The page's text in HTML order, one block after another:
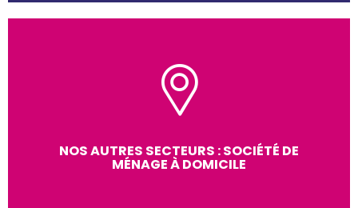
NOS AUTRES SECTEURS : SOCIÉTÉ DE
MÉNAGE À DOMICILE